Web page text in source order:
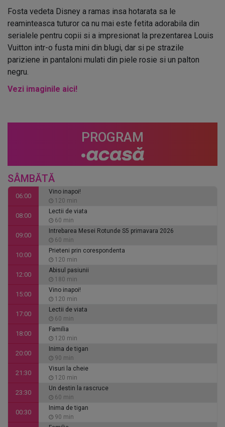
Fosta vedeta Disney a ramas insa hotarata sa le
reaminteasca tuturor ca nu mai este fetita adorabila din
serialele pentru copii si a impresionat la prezentarea Louis
Vuitton intr-o fusta mini din blugi, dar si pe strazile
pariziene in pantaloni mulati din piele rosie si un palton
negru.
Vezi imaginile aici!
PROGRAM
SÂMBĂTĂ
06:00
Vino inapoi!
120 min
08:00
Lectii de viata
60 min
09:00
Intrebarea Mesei Rotunde S5 primavara 2026
60 min
10:00
Prieteni prin corespondenta
120 min
12:00
Abisul pasiunii
180 min
15:00
Vino inapoi!
120 min
17:00
Lectii de viata
60 min
18:00
Familia
120 min
20:00
Inima de tigan
90 min
21:30
Visuri la cheie
120 min
23:30
Un destin la rascruce
60 min
00:30
Inima de tigan
90 min